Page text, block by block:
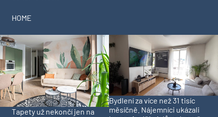
HOME
Tapety už nekončí jen na
Bydlení za více než 31 tisíc
měsíčně. Nájemníci ukázali